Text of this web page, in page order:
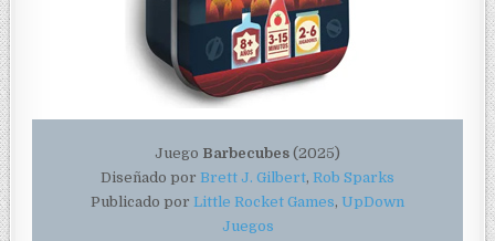
Juego Barbecubes (2025)
Diseñado por Brett J. Gilbert, Rob Sparks
Publicado por Little Rocket Games, UpDown
Juegos